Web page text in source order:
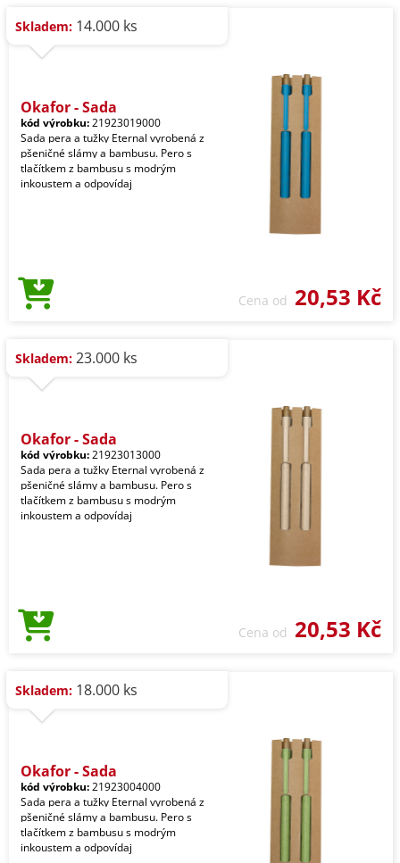
Skladem: 14.000 ks
Okafor - Sada
kód výrobku:21923019000
Sada pera a tužky Eternal vyrobená z
pšeničné slámy a bambusu. Pero s
tlačítkem z bambusu s modrým
inkoustem a odpovídaj
Cena od 20,53 Kč
Skladem: 23.000 ks
Okafor - Sada
kód výrobku:21923013000
Sada pera a tužky Eternal vyrobená z
pšeničné slámy a bambusu. Pero s
tlačítkem z bambusu s modrým
inkoustem a odpovídaj
Cena od 20,53 Kč
Skladem: 18.000 ks
Okafor - Sada
kód výrobku:21923004000
Sada pera a tužky Eternal vyrobená z
pšeničné slámy a bambusu. Pero s
tlačítkem z bambusu s modrým
inkoustem a odpovídaj